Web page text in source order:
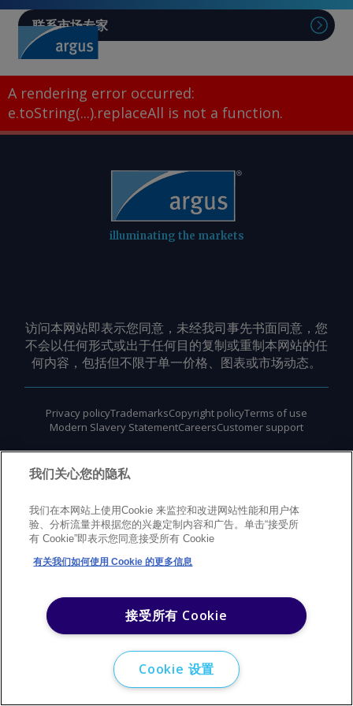
联系市场专家
A rendering error occurred:
e.toString(...).replaceAll is not a function.
illuminating the markets
访问本网站即表示您同意，未经我司事先书面同意，您
不会以任何形式或出于任何目的复制或重制本网站的任
何内容，包括但不限于单一价格、图表或市场动态。
©2026Argus Media Group Copyright
Privacy policyTrademarksCopyright policyTerms of use
Modern Slavery StatementCareersCustomer support
我们关心您的隐私
我们在本网站上使用Cookie 来监控和改进网站性能和用户体
验、分析流量并根据您的兴趣定制内容和广告。单击“接受所
有 Cookie”即表示您同意接受所有 Cookie
有关我们如何使用 Cookie 的更多信息
接受所有 Cookie
Cookie 设置